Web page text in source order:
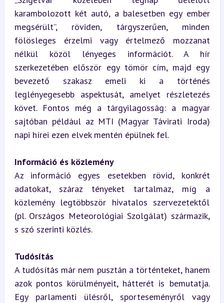
karambolozott két autó, a balesetben egy ember
megsérült”, röviden, tárgyszerűen, minden
fölösleges érzelmi vagy értelmező mozzanat
nélkül közöl lényeges információt. A hír
szerkezetében először egy tömör cím, majd egy
bevezető szakasz emeli ki a történés
leglényegesebb aspektusát, amelyet részletezés
követ. Fontos még a tárgyilagosság: a magyar
sajtóban például az MTI (Magyar Távirati Iroda)
napi hírei ezen elvek mentén épülnek fel.
Információ és közlemény
Az információ egyes esetekben rövid, konkrét
adatokat, száraz tényeket tartalmaz, míg a
közlemény legtöbbször hivatalos szervezetektől
(pl. Országos Meteorológiai Szolgálat) származik,
s szó szerinti közlés.
Tudósítás
A tudósítás már nem pusztán a történteket, hanem
azok pontos körülményeit, hátterét is bemutatja.
Egy parlamenti ülésről, sporteseményről vagy